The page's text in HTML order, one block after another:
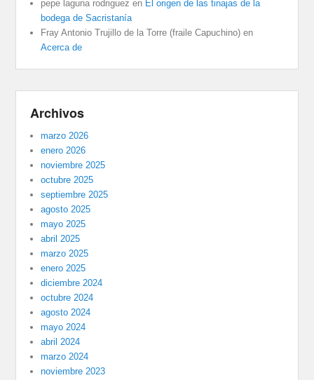
pepe laguna rodriguez en El origen de las tinajas de la
bodega de Sacristanía
Fray Antonio Trujillo de la Torre (fraile Capuchino) en
Acerca de
Archivos
marzo 2026
enero 2026
noviembre 2025
octubre 2025
septiembre 2025
agosto 2025
mayo 2025
abril 2025
marzo 2025
enero 2025
diciembre 2024
octubre 2024
agosto 2024
mayo 2024
abril 2024
marzo 2024
noviembre 2023